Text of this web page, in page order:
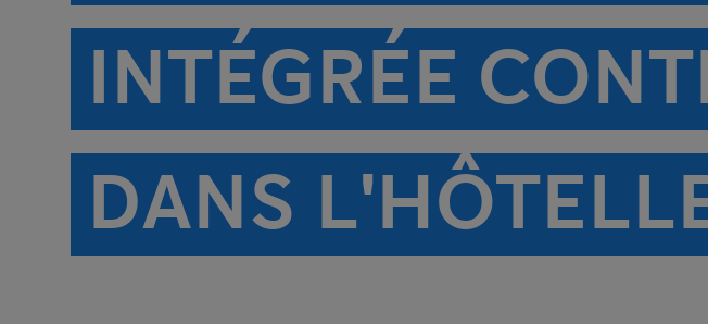
INTÉGRÉE
DANS